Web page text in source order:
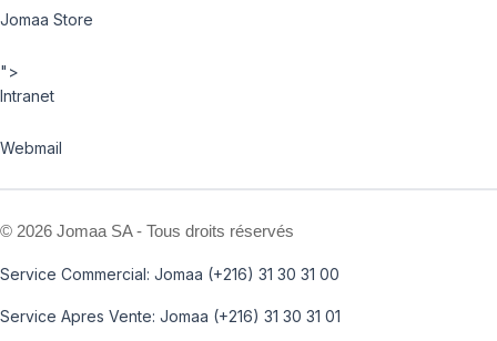
Jomaa Store
">
Intranet
Webmail
© 2026 Jomaa SA - Tous droits réservés
Service Commercial: Jomaa (+216) 31 30 31 00
Service Apres Vente: Jomaa (+216) 31 30 31 01